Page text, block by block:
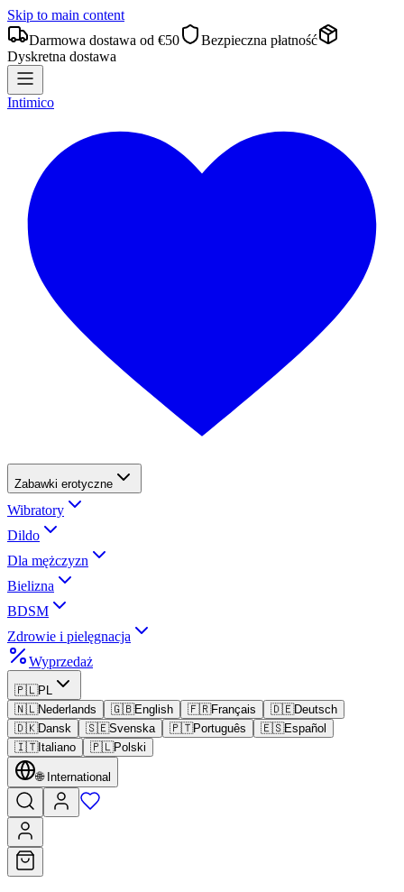
Skip to main content
Darmowa dostawa od €50
Bezpieczna płatność
Dyskretna dostawa
Intimico
Zabawki erotyczne
Wibratory
Dildo
Dla mężczyzn
Bielizna
BDSM
Zdrowie i pielęgnacja
Wyprzedaż
🇵🇱PL
🇳🇱Nederlands 🇬🇧English 🇫🇷Français 🇩🇪Deutsch
🇩🇰Dansk 🇸🇪Svenska 🇵🇹Português 🇪🇸Español
🇮🇹Italiano 🇵🇱Polski
🌐 International